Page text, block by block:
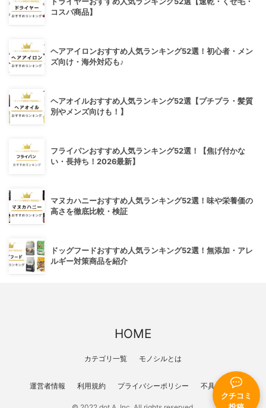
クチコミ
コスパ商品】
ヘアアイロンおすすめ人気ランキング52選！初心者・メン
ズ向け・海外対応も♪
ヘアオイルおすすめ人気ランキング52選【プチプラ・髪質
別やメンズ向けも！】
フライパンおすすめ人気ランキング52選！【焦げ付かな
い・長持ち！2026最新】
マヌカハニーおすすめ人気ランキング52選！味や栄養価の
高さを徹底比較・検証
ドッグフードおすすめ人気ランキング52選！無添加・アレ
ルギー対策商品を紹介
HOME
カテゴリ一覧 モノシルとは
運営者情報 利用規約 プライバシーポリシー 不具合報告